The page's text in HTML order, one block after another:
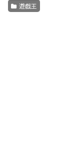
遊戯王